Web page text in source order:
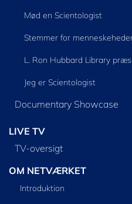
Mød en Scientologist
Stemmer for
L. Ron Hubbard Library
Jeg er Scientologist
Documentary Showcase
LIVE TV
TV-oversigt
OM NETVÆRKET
Introduktion